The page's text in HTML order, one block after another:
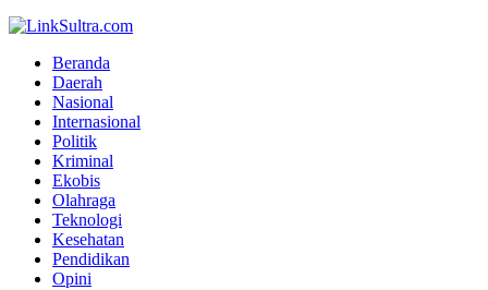
Beranda
Daerah
Nasional
Internasional
Politik
Kriminal
Ekobis
Olahraga
Teknologi
Kesehatan
Pendidikan
Opini